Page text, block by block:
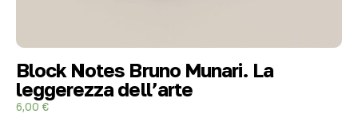
Block Notes Bruno Munari. La
leggerezza dell’arte
6,00 €